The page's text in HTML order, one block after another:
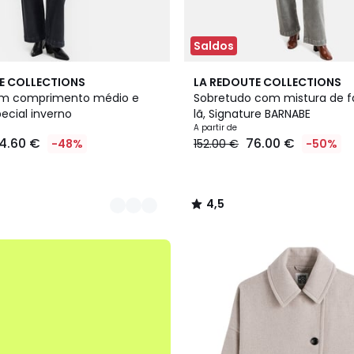
COLLECTIONS
comprimento médio e
inverno
€ -48%
Saldos
LA REDOUTE COLLECTIONS
Sobretudo com mistura de
lã, Signature BARNABE
A partir de
152.00 € 76.00 € -50%
4,5
/ 5
3
Cores
4,5
/